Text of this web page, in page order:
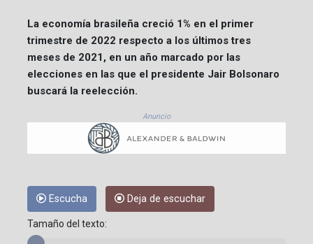
La economía brasileña creció 1% en el primer
trimestre de 2022 respecto a los últimos tres
meses de 2021, en un año marcado por las
elecciones en las que el presidente Jair Bolsonaro
buscará la reelección.
Anuncio
Escucha Deja de escuchar
Tamaño del texto: